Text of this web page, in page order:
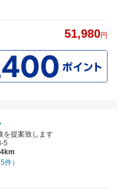
51,980円
を提案致します
5
件）